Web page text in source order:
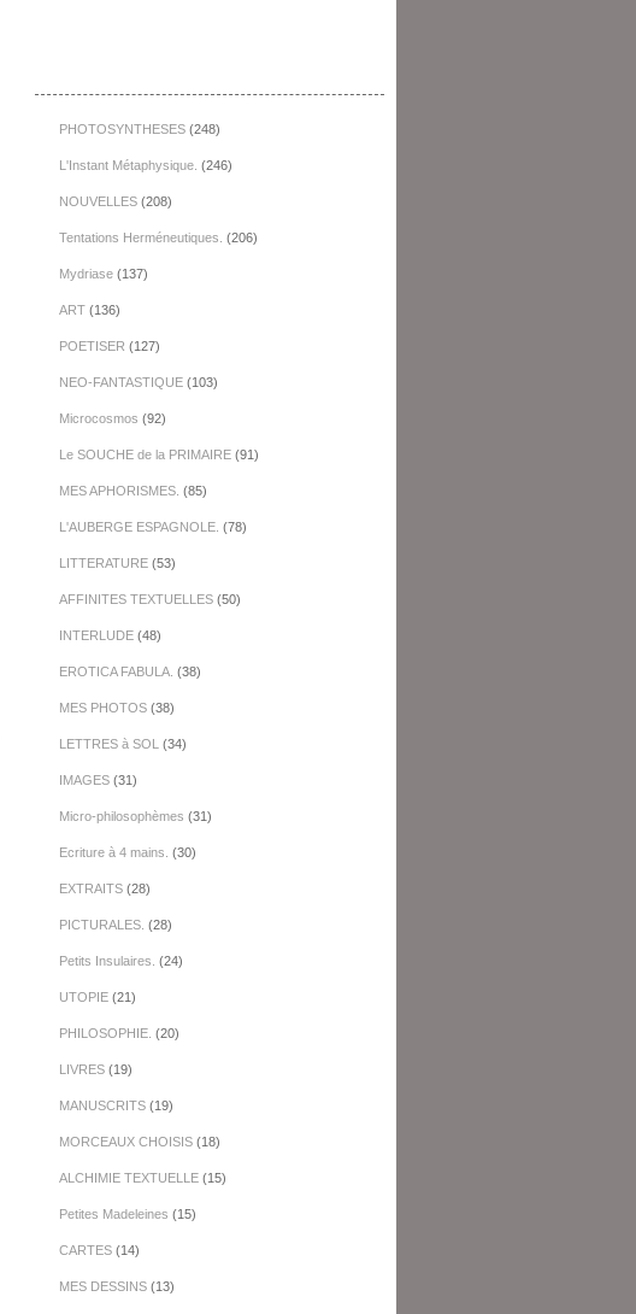
PHOTOSYNTHESES(248)
L'Instant Métaphysique. (246)
NOUVELLES(208)
Tentations Herméneutiques. (206)
Mydriase(137)
ART(136)
POETISER (127)
NEO-FANTASTIQUE(103)
Microcosmos (92)
Le SOUCHE de la PRIMAIRE(91)
MES APHORISMES. (85)
L'AUBERGE ESPAGNOLE. (78)
LITTERATURE(53)
AFFINITES TEXTUELLES(50)
INTERLUDE(48)
EROTICA FABULA. (38)
MES PHOTOS(38)
LETTRES à SOL (34)
IMAGES(31)
Micro-philosophèmes (31)
Ecriture à 4 mains. (30)
EXTRAITS(28)
PICTURALES. (28)
Petits Insulaires. (24)
UTOPIE(21)
PHILOSOPHIE. (20)
LIVRES(19)
MANUSCRITS(19)
MORCEAUX CHOISIS(18)
ALCHIMIE TEXTUELLE(15)
Petites Madeleines (15)
CARTES(14)
MES DESSINS(13)